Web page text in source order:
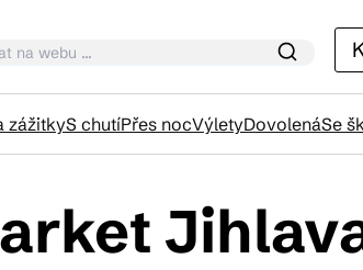
zážitkyS chutíPřes nocVýletyDovolenáSe
Kalendář akcí